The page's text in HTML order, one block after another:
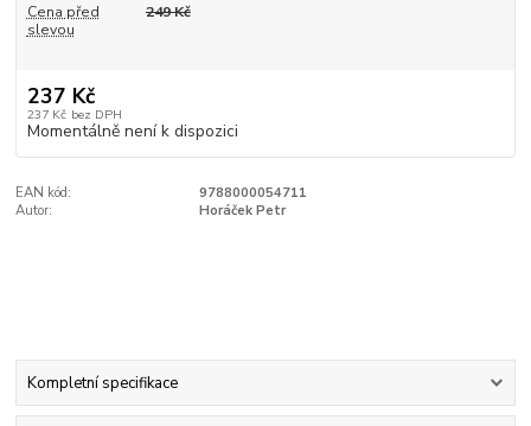
Cena před
slevou
249 Kč
237 Kč
237 Kč bez DPH
Momentálně není k dispozici
EAN kód:
9788000054711
Autor:
Horáček Petr
Kompletní specifikace